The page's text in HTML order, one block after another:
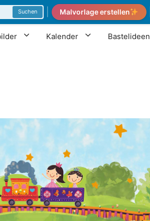
Suchen Malvorlage erstellen
Kalender Bastelideen